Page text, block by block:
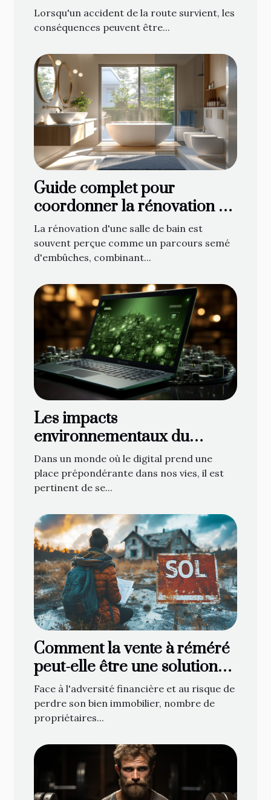
route contacter à Gap ?
Lorsqu'un accident de la route survient, les
conséquences peuvent être...
Guide complet pour
coordonner la rénovation de
votre salle de bain : de la
planification à la décoration
La rénovation d'une salle de bain est
souvent perçue comme un parcours semé
d'embûches, combinant...
Les impacts
environnementaux du
marketing numérique
Dans un monde où le digital prend une
place prépondérante dans nos vies, il est
pertinent de se...
Comment la vente à réméré
peut-elle être une solution
face à la saisie immobilière ?
Face à l'adversité financière et au risque de
perdre son bien immobilier, nombre de
propriétaires...